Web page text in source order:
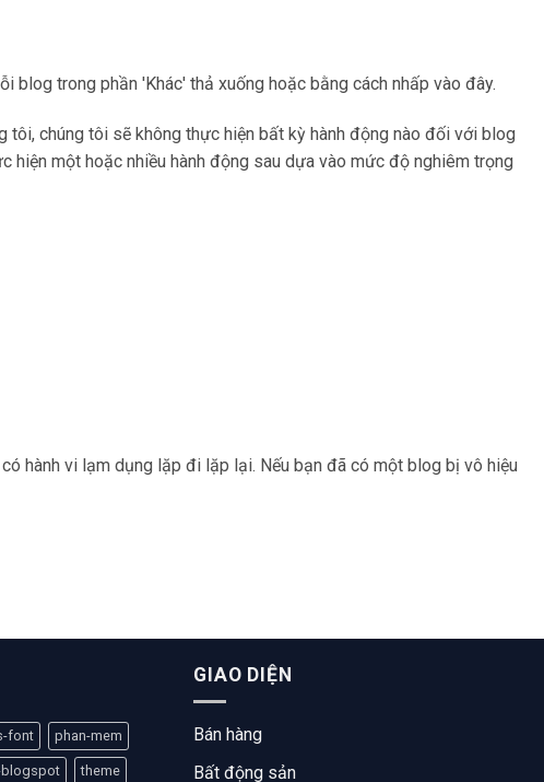
trong phần 'Khác' thả xuống hoặc bằng cách nhấp vào đây.
chúng tôi sẽ không thực hiện bất kỳ hành động nào đối với blog
hiện một hoặc nhiều hành động sau dựa vào mức độ nghiêm trọng
hành vi lạm dụng lặp đi lặp lại. Nếu bạn đã có một blog bị vô hiệu
font phan-mem
theme
GIAO DIỆN
Bán hàng
Bất động sản